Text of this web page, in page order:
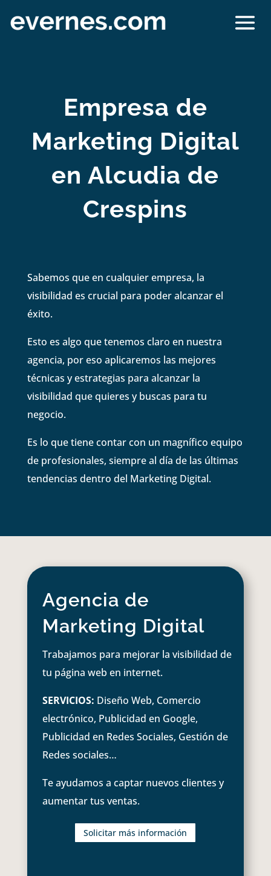
Empresa de
Marketing Digital
en Alcudia de
Crespins
Sabemos que en cualquier empresa, la
visibilidad es crucial para poder alcanzar el
éxito.
Esto es algo que tenemos claro en nuestra
agencia, por eso aplicaremos las mejores
técnicas y estrategias para alcanzar la
visibilidad que quieres y buscas para tu
negocio.
Es lo que tiene contar con un magnífico equipo
de profesionales, siempre al día de las últimas
tendencias dentro del Marketing Digital.
Agencia de
Marketing Digital
Trabajamos para mejorar la visibilidad de
tu página web en internet.
SERVICIOS: Diseño Web, Comercio
electrónico, Publicidad en Google,
Publicidad en Redes Sociales, Gestión de
Redes sociales…
Te ayudamos a captar nuevos clientes y
aumentar tus ventas.
Solicitar más información